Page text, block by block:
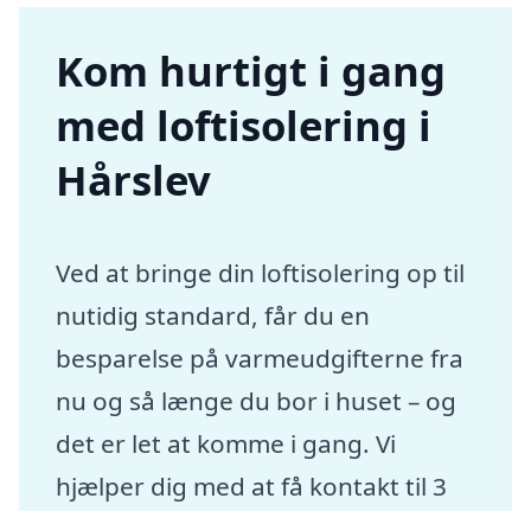
Kom hurtigt i gang
med loftisolering i
Hårslev
Ved at bringe din loftisolering op til
nutidig standard, får du en
besparelse på varmeudgifterne fra
nu og så længe du bor i huset – og
det er let at komme i gang. Vi
hjælper dig med at få kontakt til 3